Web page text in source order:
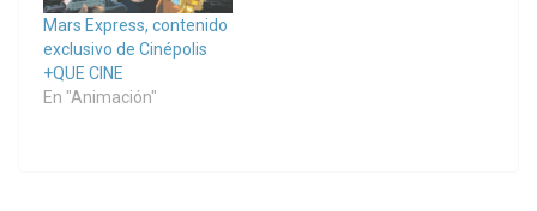
Mars Express, contenido
exclusivo de Cinépolis
+QUE CINE
En "Animación"